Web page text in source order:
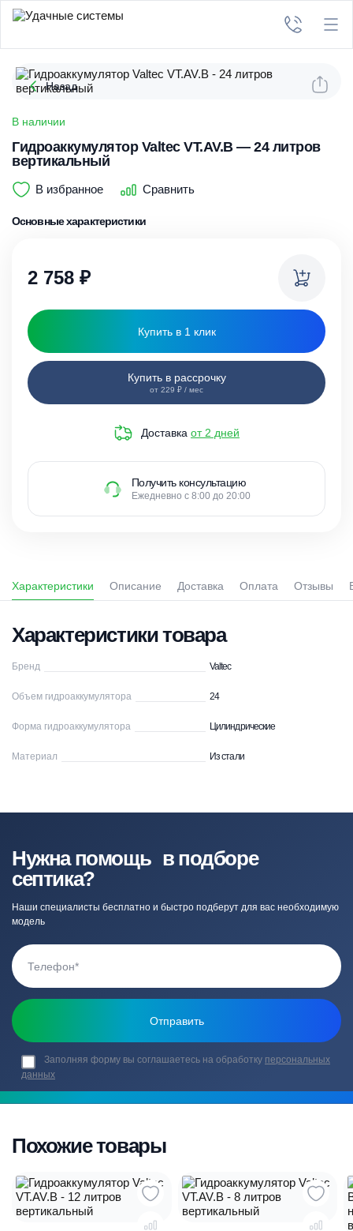
Назад
В наличии
Гидроаккумулятор Valtec VT.AV.B — 24 литров
вертикальный
В избранное Сравнить
Основные характеристики
2 758 ₽
Купить в 1 клик
Купить в рассрочку
от 229 ₽ / мес
Доставка от 2 дней
Получить консультацию
Ежедневно с 8:00 до 20:00
Характеристики Описание Доставка Оплата Отзывы
Характеристики товара
Бренд Valtec
Объем гидроаккумулятора 24
Форма гидроаккумулятора Цилиндрические
Материал Из стали
Нужна помощь в подборе
септика?
Наши специалисты бесплатно и быстро подберут для вас необходимую
модель
Заполняя форму вы соглашаетесь на обработку персональных
данных
Похожие товары